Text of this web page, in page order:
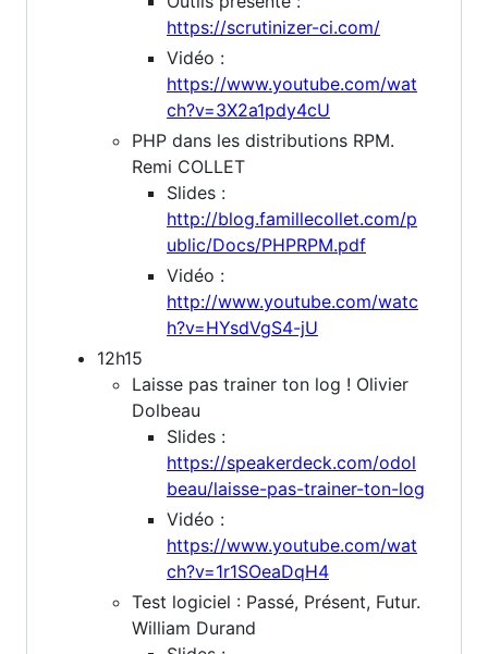
https://scrutinizer-ci.com/
Vidéo :
https://www.youtube.com/wat
ch?v=3X2a1pdy4cU
PHP dans les distributions RPM.
Remi COLLET
Slides :
http://blog.famillecollet.com/p
ublic/Docs/PHPRPM.pdf
Vidéo :
http://www.youtube.com/watc
h?v=HYsdVgS4-jU
12h15
Laisse pas trainer ton log ! Olivier
Dolbeau
Slides :
https://speakerdeck.com/odol
beau/laisse-pas-trainer-ton-log
Vidéo :
https://www.youtube.com/wat
ch?v=1r1SOeaDqH4
Test logiciel : Passé, Présent, Futur.
William Durand